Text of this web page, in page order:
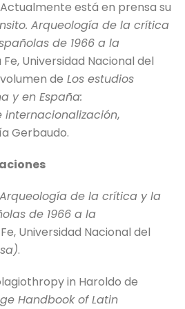
está en prensa su
Arqueología de la crítica
de 1966 a la
Universidad Nacional del
de Los estudios
y en España:
internacionalización,
Gerbaudo.
de la crítica y la
de 1966 a la
Universidad Nacional del
.
in Haroldo de
Handbook of Latin